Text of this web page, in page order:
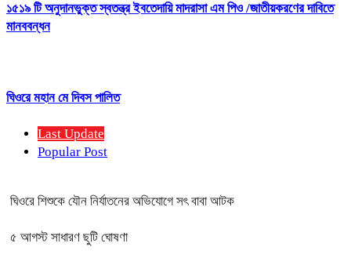
১৫১৯ টি অনুদানভুক্ত স্বতন্ত্র ইবতেদায়ি মাদরাসা এম পিও /জাতীয়করণের দাবিতে
মানববন্ধন
ঘিওরে মহান মে দিবস পালিত
Last Update
Popular Post
ঘিওরে শিশুকে যৌন নির্যাতনের অভিযোগে সৎ বাবা আটক
৫ আগস্ট সাধারণ ছুটি ঘোষণা